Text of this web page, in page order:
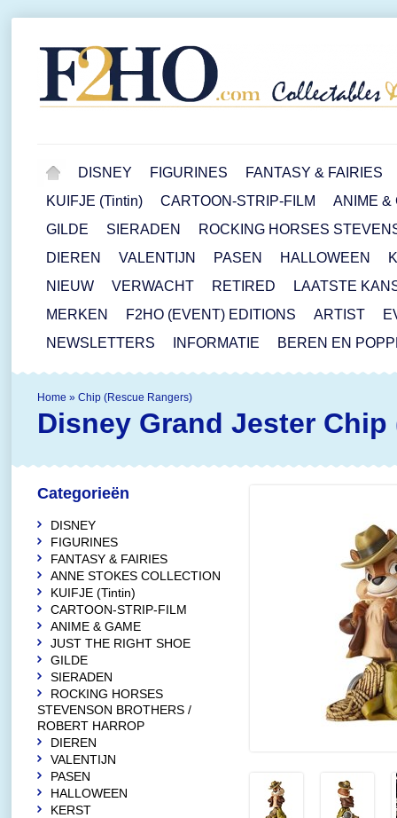
DISNEY FIGURINES
FANTASY & FAIRIES
KUIFJE (Tintin)
CARTOON-STRIP-FILM
ANIME &
GILDE
SIERADEN
ROCKING HORSES
DIEREN
VALENTIJN PASEN HALLOWEEN
NIEUW
VERWACHT RETIRED
LAATSTE
MERKEN
F2HO (EVENT) EDITIONS ARTIST
NEWSLETTERS
INFORMATIE BEREN EN
Home » Chip (Rescue Rangers)
Disney Grand Jester Chip
Categorieën
DISNEY
FIGURINES
FANTASY & FAIRIES
ANNE STOKES COLLECTION
KUIFJE (Tintin)
CARTOON-STRIP-FILM
ANIME & GAME
JUST THE RIGHT SHOE
GILDE
SIERADEN
ROCKING HORSES
STEVENSON BROTHERS /
ROBERT HARROP
DIEREN
VALENTIJN
PASEN
HALLOWEEN
KERST